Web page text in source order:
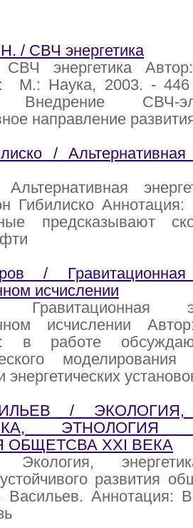
/ СВЧ энергетика
СВЧ энергетика
М.: Наука, 2003. -
Внедрение СВЧ-
направление
/ Альтернативная
Альтернативная
Гибилиско
предсказывают
/ Гравитационная
исчислении
Гравитационная
исчислении
в работе
энергетических
/ ЭКОЛОГИЯ,
ЭТНОЛОГИЯ
ОБЩЕТСВА XXI ВЕКА
Экология,
развития
Васильев. Аннотация: В